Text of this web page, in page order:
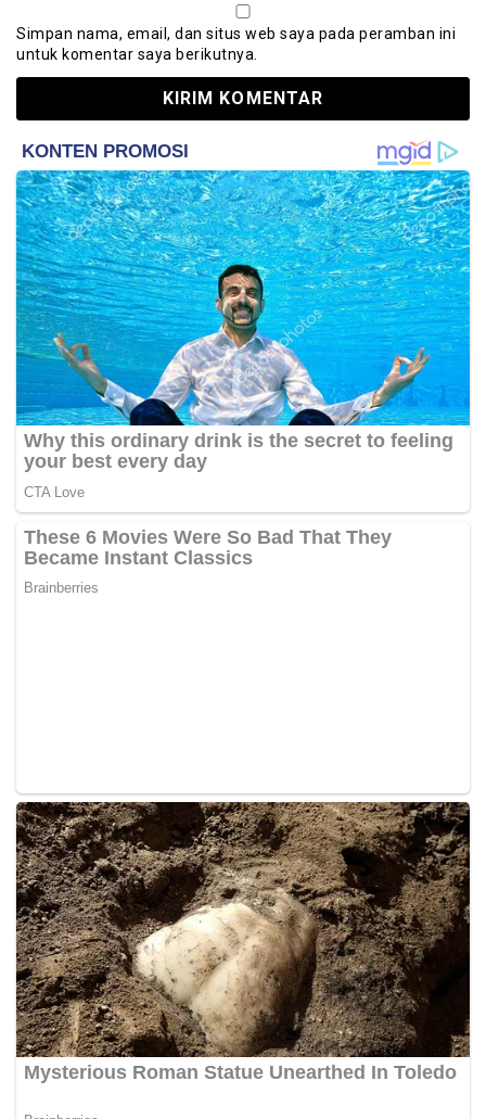
Simpan nama, email, dan situs web saya pada peramban ini
untuk komentar saya berikutnya.